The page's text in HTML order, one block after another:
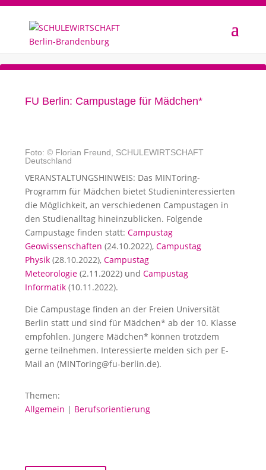
FU Berlin: Campustage für Mädchen*
Foto: © Florian Freund, SCHULEWIRTSCHAFT
Deutschland
VERANSTALTUNGSHINWEIS: Das MINToring-
Programm für Mädchen bietet Studieninteressierten
die Möglichkeit, an verschiedenen Campustagen in
den Studienalltag hineinzublicken. Folgende
Campustage finden statt: Campustag
Geowissenschaften (24.10.2022), Campustag
Physik (28.10.2022), Campustag
Meteorologie (2.11.2022) und Campustag
Informatik (10.11.2022).
Die Campustage finden an der Freien Universität
Berlin statt und sind für Mädchen* ab der 10. Klasse
empfohlen. Jüngere Mädchen* können trotzdem
gerne teilnehmen. Interessierte melden sich per E-
Mail an (MINToring@fu-berlin.de).
Themen:
Allgemein | Berufsorientierung